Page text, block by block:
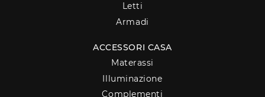
Letti
Armadi
ACCESSORI CASA
Materassi
Illuminazione
Complementi